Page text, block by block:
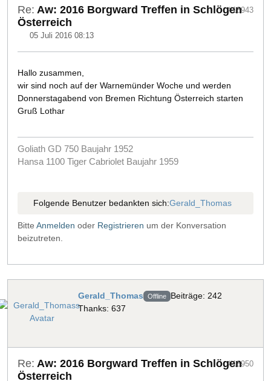
Re: Aw: 2016 Borgward Treffen in Schlögen
Österreich
05 Juli 2016 08:13
#18943
Hallo zusammen,
wir sind noch auf der Warnemünder Woche und werden
Donnerstagabend von Bremen Richtung Österreich starten
Gruß Lothar
Goliath GD 750 Baujahr 1952
Hansa 1100 Tiger Cabriolet Baujahr 1959
Folgende Benutzer bedankten sich:Gerald_Thomas
Bitte Anmelden oder Registrieren um der Konversation
beizutreten.
Gerald_Thomas Offline Beiträge: 242
Thanks: 637
Re: Aw: 2016 Borgward Treffen in Schlögen
Österreich
#18950